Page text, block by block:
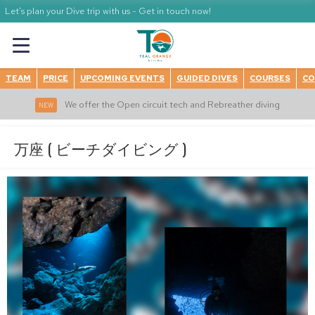
Let's plan your Dive trip with us - Get in touch now!
TEAM PRICE UPCOMING EVENTS GUIDED DIVES COURSES
NEW We offer the Open circuit tech and Rebreather diving
万座 ( ビーチダイビング )